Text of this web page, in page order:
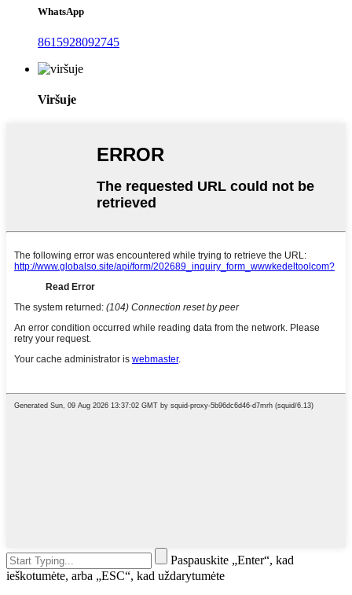
WhatsApp
8615928092745
Viršuje
Paspauskite „Enter“, kad
ieškotumėte, arba „ESC“, kad uždarytumėte